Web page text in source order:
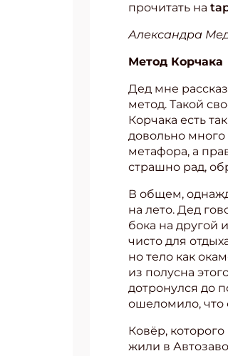
прочитать на
Александра
Метод Корчака
Дед мне
метод. Такой
Корчака есть
довольно много
метафора, а
страшно рад,
В общем,
на лето. Дед
бока на другой
чисто для
но тело как
из полусна
дотронулся до
ошеломило, что
Ковёр,
жили в